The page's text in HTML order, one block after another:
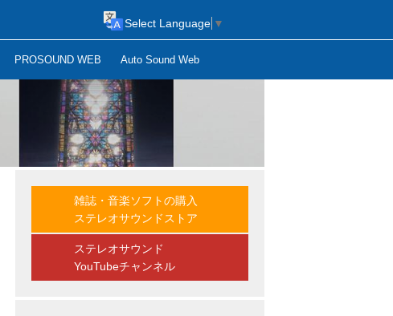
PROSOUND WEB Auto Sound Web
Select Language ▼
雑誌・音楽ソフトの購入
ステレオサウンドストア
ステレオサウンド
YouTubeチャンネル